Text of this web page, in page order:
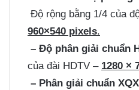
Độ rộng bằng 1/4 của
960×540 pixels.
– Độ phân giải chuẩn
của đài HDTV – 1280 ×
– Phân giải chuẩn